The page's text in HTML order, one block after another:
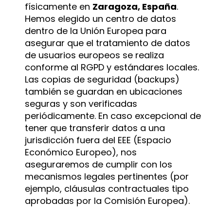
físicamente en Zaragoza, España.
Hemos elegido un centro de datos
dentro de la Unión Europea para
asegurar que el tratamiento de datos
de usuarios europeos se realiza
conforme al RGPD y estándares locales.
Las copias de seguridad (backups)
también se guardan en ubicaciones
seguras y son verificadas
periódicamente. En caso excepcional de
tener que transferir datos a una
jurisdicción fuera del EEE (Espacio
Económico Europeo), nos
aseguraremos de cumplir con los
mecanismos legales pertinentes (por
ejemplo, cláusulas contractuales tipo
aprobadas por la Comisión Europea).